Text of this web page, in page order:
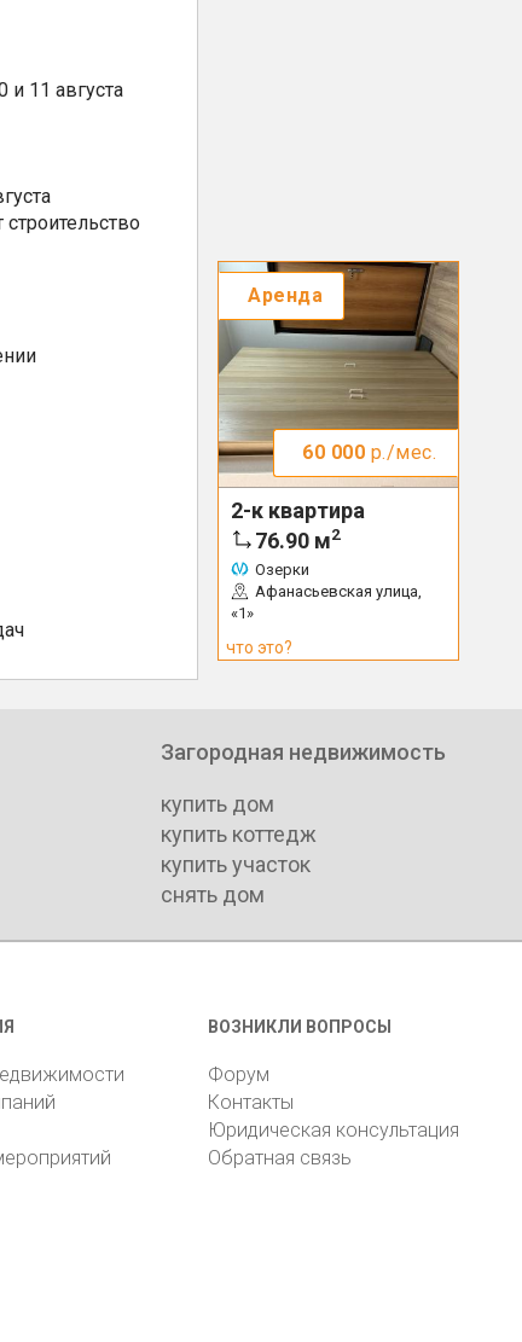
11 августа
Аренда
60 000 р./мес.
2-к квартира
76.90 м2
Озерки
Афанасьевская улица,
«1»
что это?
Загородная недвижимость
купить дом
купить коттедж
купить участок
снять дом
ВОЗНИКЛИ ВОПРОСЫ
Форум
Контакты
Юридическая консультация
Обратная связь